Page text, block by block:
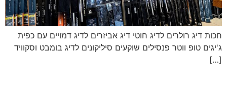
חכות דיג רולרים לדיג חוטי דיג אביזרים לדיג דמויים עם כפית
ג'יגים טופ ווטר פנסילים שוקעים סיליקונים לדיג בומבט וסקוויד
[…]